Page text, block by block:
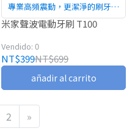
專業高頻震動，更潔淨的刷牙方
式
米家聲波電動牙刷 T100
Vendido: 0
NT$399NT$699
añadir al carrito
2 »